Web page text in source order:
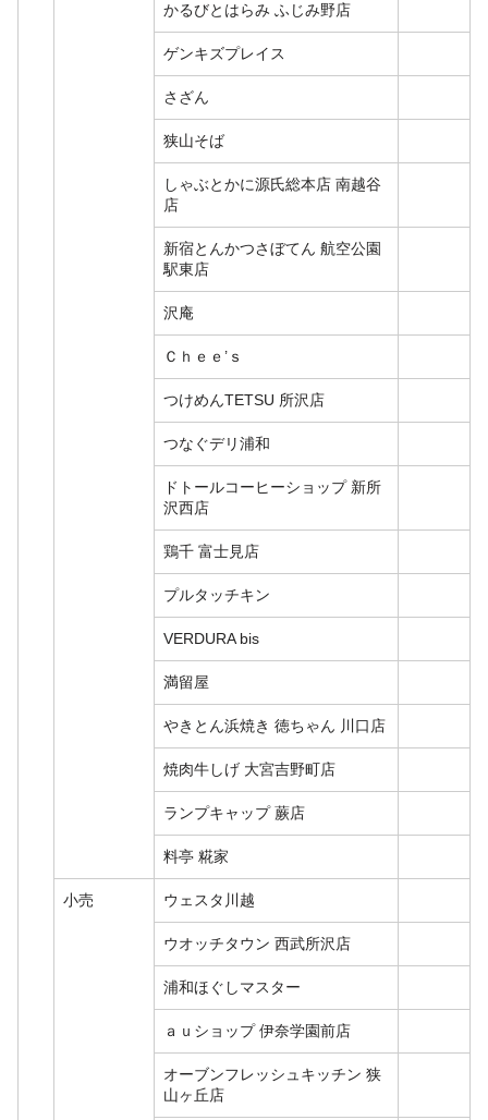
かるびとはらみ ふじみ野店
ゲンキズプレイス
さざん
狭山そば
しゃぶとかに源氏総本店 南越谷
店
新宿とんかつさぼてん 航空公園
駅東店
沢庵
Ｃｈｅｅ’ｓ
つけめんTETSU 所沢店
つなぐデリ浦和
ドトールコーヒーショップ 新所
沢西店
鶏千 富士見店
プルタッチキン
VERDURA bis
満留屋
やきとん浜焼き 徳ちゃん 川口店
焼肉牛しげ 大宮吉野町店
ランプキャップ 蕨店
料亭 糀家
小売 ウェスタ川越
ウオッチタウン 西武所沢店
浦和ほぐしマスター
ａｕショップ 伊奈学園前店
オーブンフレッシュキッチン 狭
山ヶ丘店